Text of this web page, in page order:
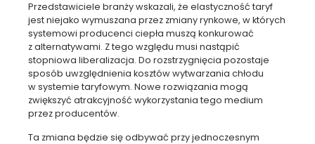
Przedstawiciele branży wskazali, że elastyczność taryf
jest niejako wymuszana przez zmiany rynkowe, w których
systemowi producenci ciepła muszą konkurować
z alternatywami. Z tego względu musi nastąpić
stopniowa liberalizacja. Do rozstrzygnięcia pozostaje
sposób uwzględnienia kosztów wytwarzania chłodu
w systemie taryfowym. Nowe rozwiązania mogą
zwiększyć atrakcyjność wykorzystania tego medium
przez producentów.
Ta zmiana będzie się odbywać przy jednoczesnym